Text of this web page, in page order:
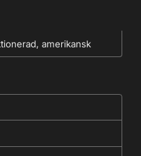
amerikansk